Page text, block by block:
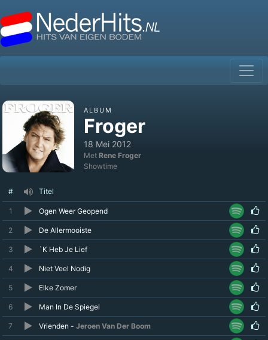
ALBUM
Froger
18 Mei 2012
Met Rene Froger
Showtime
# Titel
1 Ogen Weer Geopend
2 De Allermooiste
3 `K Heb Je Lief
4 Niet Veel Nodig
5 Elke Zomer
6 Man In De Spiegel
7 Vrienden - Jeroen Van Der Boom